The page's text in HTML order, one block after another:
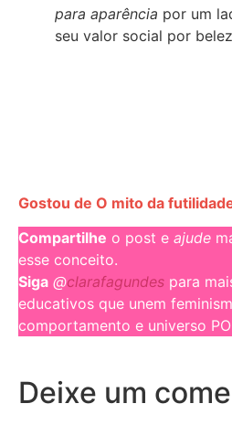
para aparência por um
seu valor social por
Gostou de O mito da
Compartilhe o post e ajude
esse conceito.
Siga @clarafagundes para
educativos que unem
comportamento e universo
Deixe um